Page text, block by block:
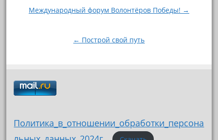
Навигация
Международный форум Волонтёров Победы! →
← Построй свой путь
Политика_в_отношении_обработки_персона